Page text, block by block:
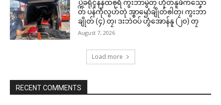
ပ္ဍဲခရိုၚ်နန်ထၜုရဳ ကွးဘာမွဲတၠ ဟိုတ်နူဖံက်သၞော
တ် ပန်ကဵုလွဟ်တုဲ အ္စာၝောံချိုတ်ၜါတၠ၊ ကွးဘာ
ချိုတ် (၄) တၠ၊ ဒးဘဲဝပ် ဟွံအောန်နူ (၂၀) တၠ
August 7, 2026
Load more
RECENT COMMENTS